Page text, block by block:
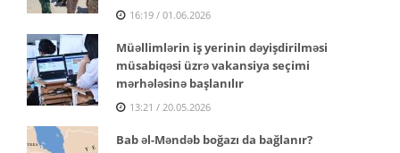
16:19 / 01.06.2026
Müəllimlərin iş yerinin dəyişdirilməsi
müsabiqəsi üzrə vakansiya seçimi
mərhələsinə başlanılır
13:21 / 20.05.2026
Bab əl-Məndəb boğazı da bağlanır?